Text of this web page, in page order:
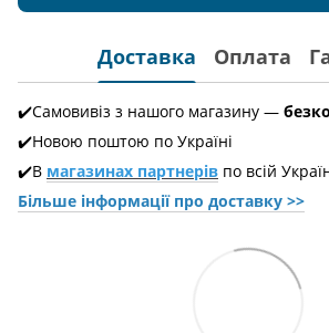
Доставка Оплата
✔️Самовивіз з нашого магазину —
✔️Новою поштою по Україні
✔️В магазинах партнерів по всій
Більше інформації про доставкy >>